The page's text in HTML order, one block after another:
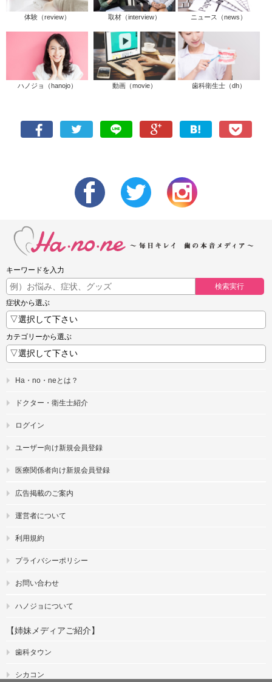
体験（review） 取材（interview） ニュース（news）
ハノジョ（hanojo） 動画（movie） 歯科衛生士（dh）
キーワードを入力
検索実行
症状から選ぶ
カテゴリーから選ぶ
Ha・no・neとは？
ドクター・衛生士紹介
ログイン
ユーザー向け新規会員登録
医療関係者向け新規会員登録
広告掲載のご案内
運営者について
利用規約
プライバシーポリシー
お問い合わせ
ハノジョについて
【姉妹メディアご紹介】
歯科タウン
シカコン